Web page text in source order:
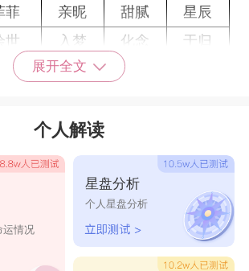
菲 亲昵 甜腻
星辰
世 入梦 化念
于归
怀柔 有期 执此
顾念
° 执念 心盲
陌然
孤音 殇忆
沐瑾
展开全文
个人解读
运情况
星盘分析
个人星盘分析